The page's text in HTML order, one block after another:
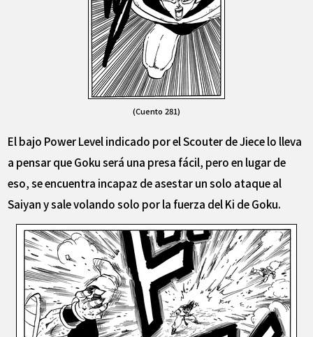
(Cuento 281)
El bajo Power Level indicado por el Scouter de Jiece lo lleva
a pensar que Goku será una presa fácil, pero en lugar de
eso, se encuentra incapaz de asestar un solo ataque al
Saiyan y sale volando solo por la fuerza del Ki de Goku.